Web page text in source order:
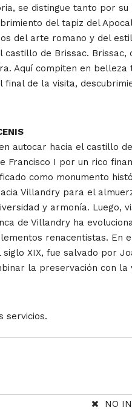
se distingue tanto por
del tapiz del
del arte romano y del
de Brissac.
Aquí compiten en
de la visita,
autocar hacia el castillo
I por un rico
como monumento
Villandry para el
y armonía. Luego,
de Villandry ha
renacentistas.
XIX, fue salvado por
la preservación con la
servicios.
NO